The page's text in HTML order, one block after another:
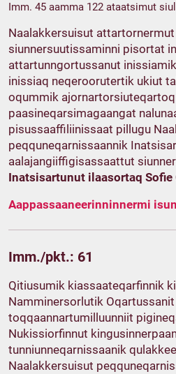
Imm. 45 aamma 122 ataatsimut
Naalakkersuisut
siunnersuutissaminni pisortat
attartunngortussanut
inissiaq neqeroorutertik ukiut
oqummik ajornartorsiuteqartoq
paasineqarsimagaangat
pisussaaffiliinissaat pillugu
peqquneqarnissaannik
aalajangiiffigisassaattut
Inatsisartunut ilaasortaq
Aappassaaneerinninnermi
Imm./pkt.: 61
Qitiusumik kiassaateqarfinnik
Namminersorlutik
toqqaannartumilluunniit
Nukissiorfinnut
tunniunneqarnissaanik
Naalakkersuisut